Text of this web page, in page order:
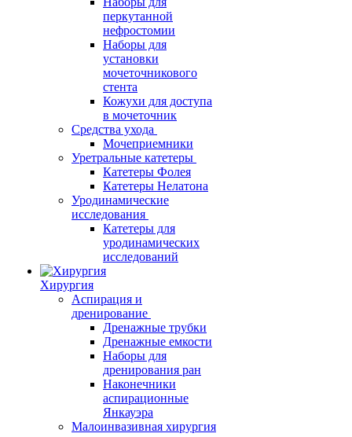
перкутанной
нефростомии
Наборы для
установки
мочеточникового
стента
Кожухи для доступа
в мочеточник
Средства ухода
Мочеприемники
Уретральные катетеры
Катетеры Фолея
Катетеры Нелатона
Уродинамические
исследования
Катетеры для
уродинамических
исследований
Хирургия
Аспирация и
дренирование
Дренажные трубки
Дренажные емкости
Наборы для
дренирования ран
Наконечники
аспирационные
Янкауэра
Малоинвазивная хирургия